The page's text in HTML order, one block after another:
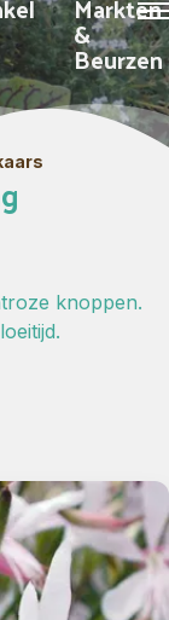
&
Beurzen
knoppen.